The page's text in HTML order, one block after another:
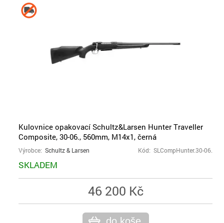
Kulovnice opakovací Schultz&Larsen Hunter Traveller
Composite, 30-06., 560mm, M14x1, černá
Výrobce: Schultz & Larsen Kód: SLCompHunter.30-06.
SKLADEM
46 200 Kč